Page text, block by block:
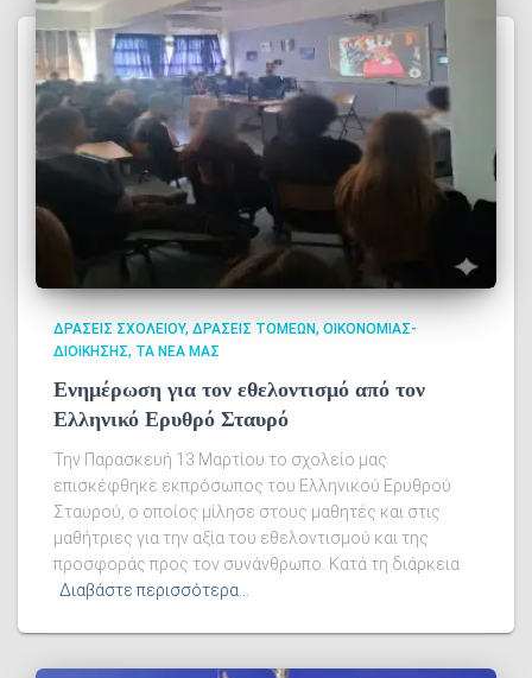
ΔΡΆΣΕΙΣ ΣΧΟΛΕΊΟΥ ΔΡΆΣΕΙΣ ΤΟΜΈΩΝ ΟΙΚΟΝΟΜΊΑΣ-
ΔΙΟΊΚΗΣΗΣ ΤΑ ΝΈΑ ΜΑΣ
Ενημέρωση για τον εθελοντισμό από τον
Ελληνικό Ερυθρό Σταυρό
Την Παρασκευή 13 Μαρτίου το σχολείο μας
επισκέφθηκε εκπρόσωπος του Ελληνικού Ερυθρού
Σταυρού, ο οποίος μίλησε στους μαθητές και στις
μαθήτριες για την αξία του εθελοντισμού και της
προσφοράς προς τον συνάνθρωπο. Κατά τη διάρκεια
Διαβάστε περισσότερα…